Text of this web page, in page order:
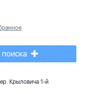
Крыловича 1-й